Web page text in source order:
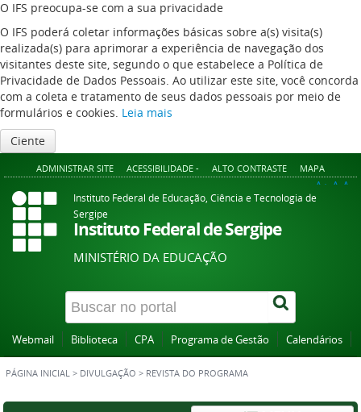
O IFS preocupa-se com a sua privacidade
O IFS poderá coletar informações básicas sobre a(s) visita(s)
realizada(s) para aprimorar a experiência de navegação dos
visitantes deste site, segundo o que estabelece a Política de
Privacidade de Dados Pessoais. Ao utilizar este site, você concorda
com a coleta e tratamento de seus dados pessoais por meio de
formulários e cookies. Leia mais
Ciente
ADMINISTRAR SITE ACESSIBILIDADE - ALTO CONTRASTE MAPA
A+ A A-
Instituto Federal de Educação, Ciência e Tecnologia de
Sergipe
Instituto Federal de Sergipe
MINISTÉRIO DA EDUCAÇÃO
Webmail Biblioteca CPA Programa de Gestão Calendários
PÁGINA INICIAL > DIVULGAÇÃO > REVISTA DO PROGRAMA